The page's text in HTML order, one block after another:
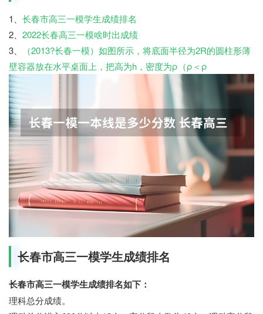
1、 长春市高三一模学生成绩排名
2、 2022长春高三一模啥时出成绩
3、
（2013?长春一模）如图所示，将底面半径为2R的圆柱形薄
壁容器放在水平桌面上，把高为h，密度为ρ（ρ＜ρ
长春市高三一模学生成绩排名
长春市高三一模学生成绩排名如下：
理科总分成绩。